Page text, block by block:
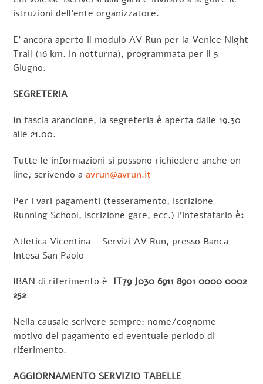
istruzioni dell’ente organizzatore.
E’ ancora aperto il modulo AV Run per la Venice Night
Trail (16 km. in notturna), programmata per il 5
Giugno.
SEGRETERIA
In fascia arancione, la segreteria è aperta dalle 19.30
alle 21.00.
Tutte le informazioni si possono richiedere anche on
line, scrivendo aavrun@avrun.it
Per i vari pagamenti (tesseramento, iscrizione
Running School, iscrizione gare, ecc.) l’intestatario è:
Atletica Vicentina – Servizi AV Run, presso Banca
Intesa San Paolo
IBAN di riferimento è IT79 J030 6911 8901 0000 0002
252
Nella causale scrivere sempre: nome/cognome –
motivo del pagamento ed eventuale periodo di
riferimento.
AGGIORNAMENTO SERVIZIO TABELLE